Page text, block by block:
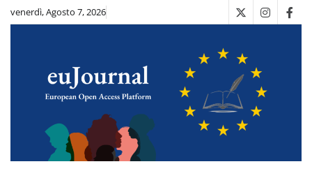
Skipvenerdì, Agosto 7, 2026 X